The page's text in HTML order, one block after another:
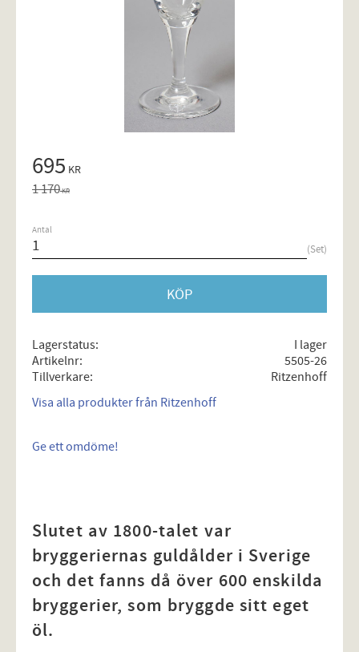
Nedsatt pris:
695 KR
Ordinarie pris:
1 170KR
Antal
Set
KÖP
Lagerstatus
I lager
Artikelnr
5505-26
Tillverkare
Ritzenhoff
Visa alla produkter från Ritzenhoff
Ge ett omdöme!
Slutet av 1800-talet var
bryggeriernas guldålder i Sverige
och det fanns då över 600 enskilda
bryggerier, som bryggde sitt eget
öl.